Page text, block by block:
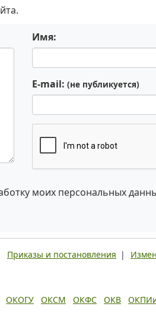
Имя:
E-mail: (не публикуется)
моих персональных
Приказы и постановления |
ОКОГУ ОКСМ ОКФС ОКВ